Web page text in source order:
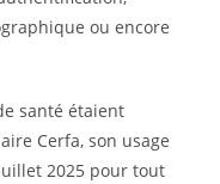
ou encore
santé étaient
Cerfa, son usage
2025 pour tout